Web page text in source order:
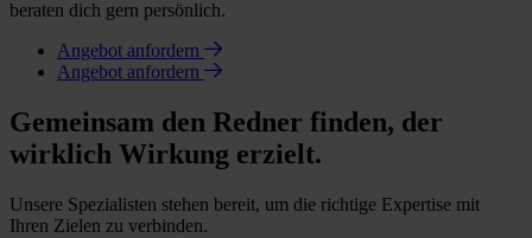
beraten dich gern persönlich.
Angebot anfordern
Angebot anfordern
Gemeinsam den Redner finden, der
wirklich Wirkung erzielt.
Unsere Spezialisten stehen bereit, um die richtige Expertise mit
Ihren Zielen zu verbinden.